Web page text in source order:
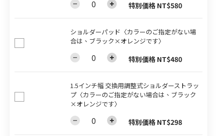
特別価格 NT$580
ショルダーパッド〈カラーのご指定がない場
合は、ブラック×オレンジです〉
特別価格 NT$480
1.5インチ幅 交換用調整式ショルダーストラッ
プ〈カラーのご指定がない場合は、ブラック
×オレンジです〉
特別価格 NT$298